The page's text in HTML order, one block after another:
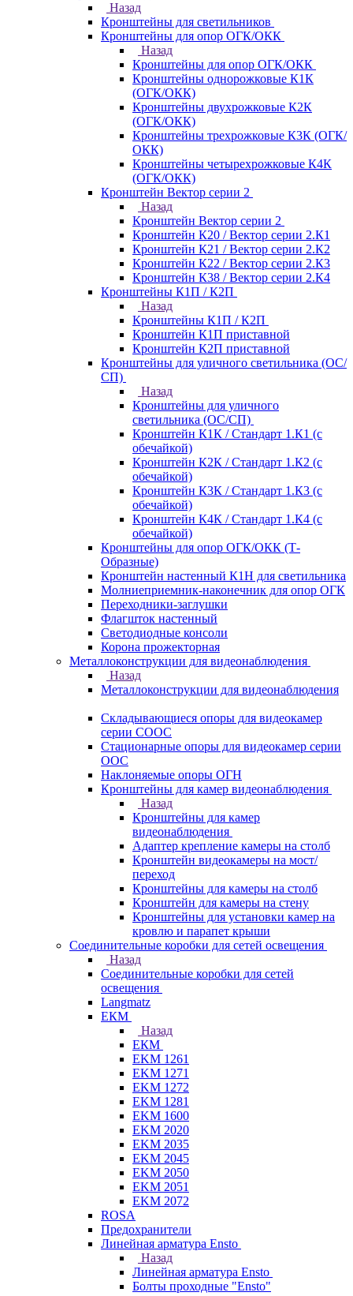
Назад
Кронштейны для светильников
Кронштейны для опор ОГК/ОКК
Назад
Кронштейны для опор ОГК/ОКК
Кронштейны однорожковые К1К
(ОГК/ОКК)
Кронштейны двухрожковые К2К
(ОГК/ОКК)
Кронштейны трехрожковые К3К (ОГК/
ОКК)
Кронштейны четырехрожковые К4К
(ОГК/ОКК)
Кронштейн Вектор серии 2
Назад
Кронштейн Вектор серии 2
Кронштейн К20 / Вектор серии 2.К1
Кронштейн К21 / Вектор серии 2.К2
Кронштейн К22 / Вектор серии 2.К3
Кронштейн К38 / Вектор серии 2.К4
Кронштейны К1П / К2П
Назад
Кронштейны К1П / К2П
Кронштейн К1П приставной
Кронштейн К2П приставной
Кронштейны для уличного светильника (ОС/
СП)
Назад
Кронштейны для уличного
светильника (ОС/СП)
Кронштейн К1К / Стандарт 1.К1 (с
обечайкой)
Кронштейн К2К / Стандарт 1.К2 (с
обечайкой)
Кронштейн К3К / Стандарт 1.К3 (с
обечайкой)
Кронштейн К4К / Стандарт 1.К4 (с
обечайкой)
Кронштейны для опор ОГК/ОКК (Т-
Образные)
Кронштейн настенный К1Н для светильника
Молниеприемник-наконечник для опор ОГК
Переходники-заглушки
Флагшток настенный
Светодиодные консоли
Корона прожекторная
Металлоконструкции для видеонаблюдения
Назад
Металлоконструкции для видеонаблюдения
Складывающиеся опоры для видеокамер
серии СООС
Стационарные опоры для видеокамер серии
ООС
Наклоняемые опоры ОГН
Кронштейны для камер видеонаблюдения
Назад
Кронштейны для камер
видеонаблюдения
Адаптер крепление камеры на столб
Кронштейн видеокамеры на мост/
переход
Кронштейны для камеры на столб
Кронштейн для камеры на стену
Кронштейны для установки камер на
кровлю и парапет крыши
Соединительные коробки для сетей освещения
Назад
Соединительные коробки для сетей
освещения
Langmatz
ЕКМ
Назад
ЕКМ
EKM 1261
EKM 1271
EKM 1272
EKM 1281
EKM 1600
EKM 2020
EKM 2035
EKM 2045
EKM 2050
EKM 2051
EKM 2072
ROSA
Предохранители
Линейная арматура Ensto
Назад
Линейная арматура Ensto
Болты проходные "Ensto"